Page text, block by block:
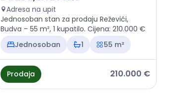
Adresa na upit
Jednosoban stan za prodaju Reževići,
Budva – 55 m², 1 kupatilo. Cijena: 210.000 €
Jednosoban
1 55 m²
Prodaja 210.000 €